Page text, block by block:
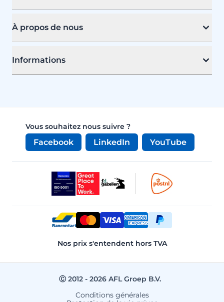
À propos de nous
Informations
Vous souhaitez nous suivre ?
Facebook LinkedIn YouTube
Nos prix s'entendent hors TVA
Ⓒ 2012 - 2026 AFL Groep B.V.
Conditions générales